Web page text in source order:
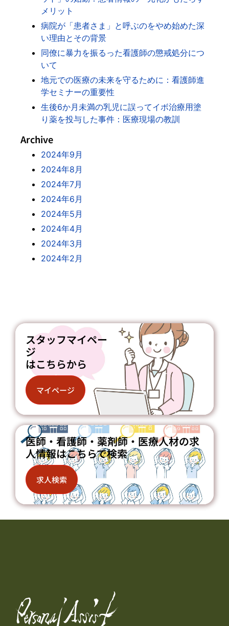
メリット
病院が「患者さま」と呼ぶのをやめ始めた深
い理由とその背景
同僚に暴力を振るった看護師の懲戒処分につ
いて
地元での医療の未来を守るために：看護師進
学セミナーの重要性
生後6か月未満の乳児に誤ってイボ治療用塗
り薬を投与した事件：医療現場の教訓
Archive
2024年9月
2024年8月
2024年7月
2024年6月
2024年5月
2024年4月
2024年3月
2024年2月
スタッフマイペー
ジ
はこちらから
マイページ
医師・看護師・薬剤師・医療人材の求
人情報はこちらで検索
求人検索